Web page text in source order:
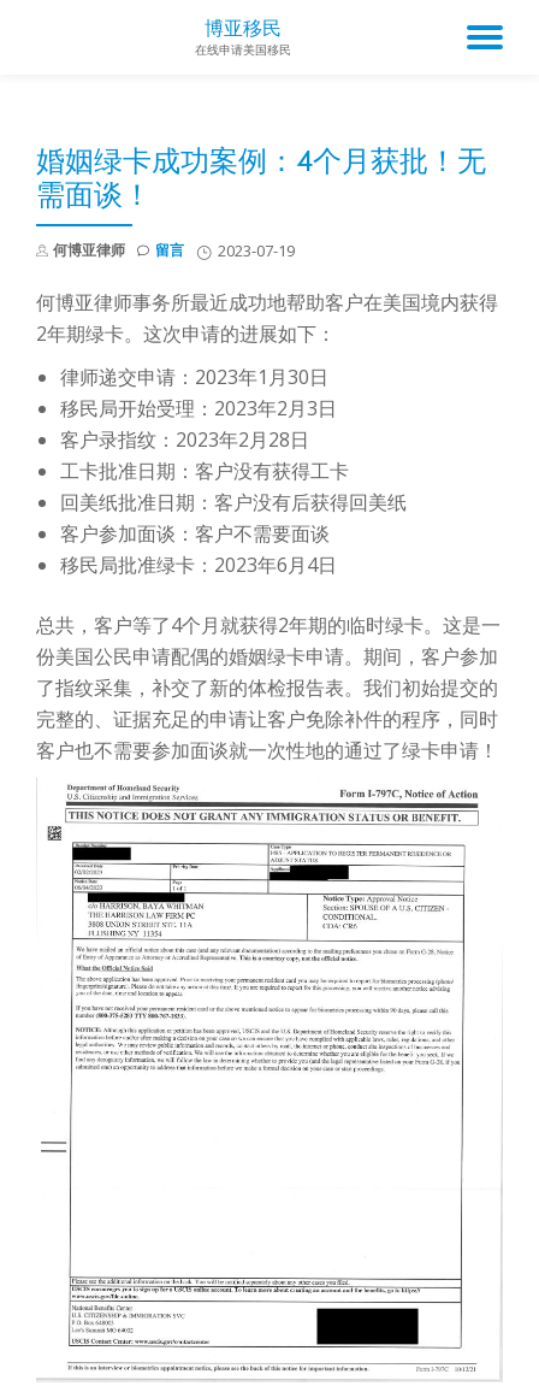
博亚移民
在线申请美国移民
婚姻绿卡成功案例：4个月获批！无
需面谈！
何博亚律师 2023-07-19
留言
何博亚律师事务所最近成功地帮助客户在美国境内获得
2年期绿卡。这次申请的进展如下：
律师递交申请：2023年1月30日
移民局开始受理：2023年2月3日
客户录指纹：2023年2月28日
工卡批准日期：客户没有获得工卡
回美纸批准日期：客户没有后获得回美纸
客户参加面谈：客户不需要面谈
移民局批准绿卡：2023年6月4日
总共，客户等了4个月就获得2年期的临时绿卡。这是一
份美国公民申请配偶的婚姻绿卡申请。期间，客户参加
了指纹采集，补交了新的体检报告表。我们初始提交的
完整的、证据充足的申请让客户免除补件的程序，同时
客户也不需要参加面谈就一次性地的通过了绿卡申请！